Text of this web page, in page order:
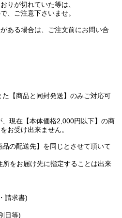
りが切れていた等は、
、ご注意下さいませ。
ある場合は、ご注文前にお問い合
【商品と同封発送】のみご対応可
現在【本体価格2,000円以下】の商
お受け出来ません。
の配送先】を同じとさせて頂いて
をお届け先に指定することは出来
請求書)
日等)